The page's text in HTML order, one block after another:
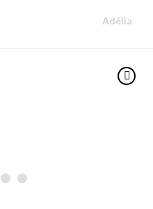
Adélia